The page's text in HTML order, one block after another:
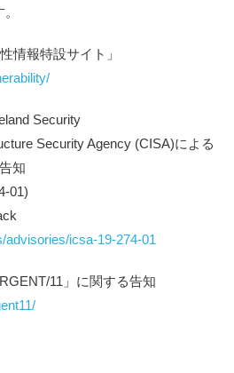
情報特設サイト」
Security
Security Agency (CISA)による
知
01)
icsa-19-274-01
11」に関する告知